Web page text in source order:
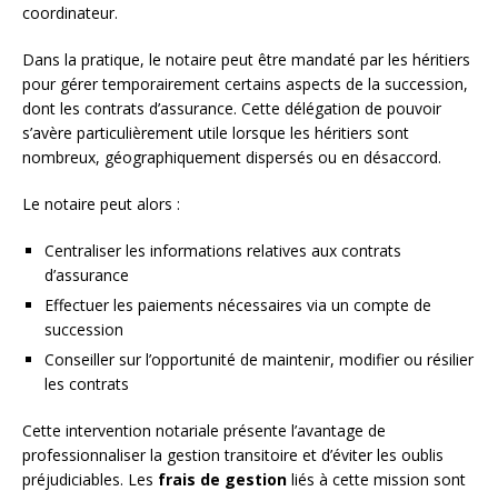
coordinateur.
Dans la pratique, le notaire peut être mandaté par les héritiers
pour gérer temporairement certains aspects de la succession,
dont les contrats d’assurance. Cette délégation de pouvoir
s’avère particulièrement utile lorsque les héritiers sont
nombreux, géographiquement dispersés ou en désaccord.
Le notaire peut alors :
Centraliser les informations relatives aux contrats
d’assurance
Effectuer les paiements nécessaires via un compte de
succession
Conseiller sur l’opportunité de maintenir, modifier ou résilier
les contrats
Cette intervention notariale présente l’avantage de
professionnaliser la gestion transitoire et d’éviter les oublis
préjudiciables. Les frais de gestion liés à cette mission sont